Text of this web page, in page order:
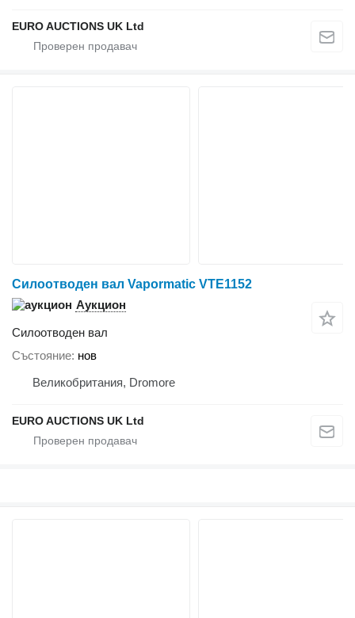
EURO AUCTIONS UK Ltd
Силоотводен вал Vapormatic VTE1152
Аукцион
Силоотводен вал
Състояние нов
Великобритания, Dromore
EURO AUCTIONS UK Ltd